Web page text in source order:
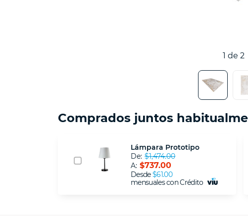
1 de 2
Comprados juntos
Lámpara Prototipo
De: $1,474.00
A: $737.00
Desde$61.00
mensuales con Crédito